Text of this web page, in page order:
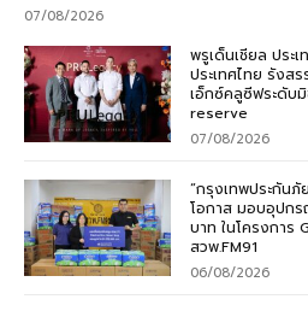
07/08/2026
พรูเด็นเชียล ประ
ประเทศไทย รังส
เอ็กซ์คลูซีฟระดับ
reserve
07/08/2026
“กรุงเทพประกัน
โอกาส มอบอุปก
บาท ในโครงการ
สวพ.FM91
06/08/2026